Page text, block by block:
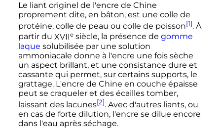
Le liant originel de l'encre de Chine
proprement dite, en bâton, est une colle de
protéine, colle de peau ou colle de poisson[1]. À
partir du XVIIe siècle, la présence de gomme
laque solubilisée par une solution
ammoniacale donne à l'encre une fois sèche
un aspect brillant, et une consistance dure et
cassante qui permet, sur certains supports, le
grattage. L'encre de Chine en couche épaisse
peut se craqueler et des écailles tomber,
laissant des lacunes[2]. Avec d'autres liants, ou
en cas de forte dilution, l'encre se dilue encore
dans l'eau après séchage.